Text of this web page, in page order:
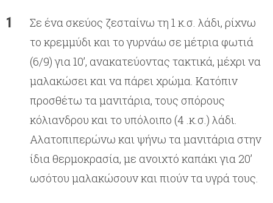
Σε ένα σκεύος ζεσταίνω τη 1 κ.σ. λάδι, ρίχνω
το κρεμμύδι και το γυρνάω σε μέτρια φωτιά
(6/9) για 10’, ανακατεύοντας τακτικά, μέχρι να
μαλακώσει και να πάρει χρώμα. Κατόπιν
προσθέτω τα μανιτάρια, τους σπόρους
κόλιανδρου και το υπόλοιπο (4 .κ.σ.) λάδι.
Αλατοπιπερώνω και ψήνω τα μανιτάρια στην
ίδια θερμοκρασία, με ανοιχτό καπάκι για 20’
ωσότου μαλακώσουν και πιούν τα υγρά τους.